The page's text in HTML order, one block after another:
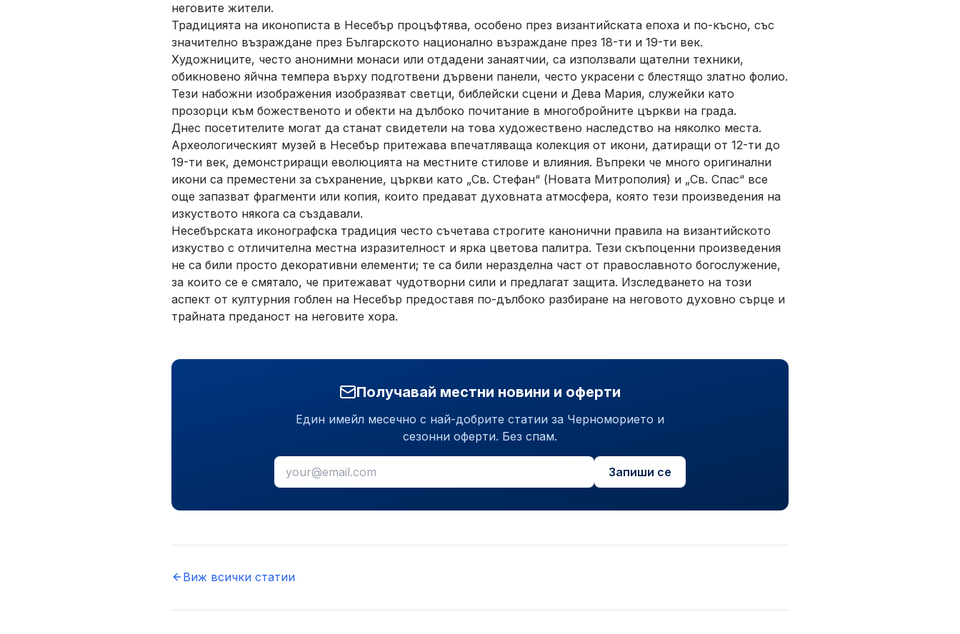
неговите жители.
Традицията на иконописта в Несебър процъфтява, особено през византийската епоха и по-късно, със
значително възраждане през Българското национално възраждане през 18-ти и 19-ти век.
Художниците, често анонимни монаси или отдадени занаятчии, са използвали щателни техники,
обикновено яйчна темпера върху подготвени дървени панели, често украсени с блестящо златно фолио.
Тези набожни изображения изобразяват светци, библейски сцени и Дева Мария, служейки като
прозорци към божественото и обекти на дълбоко почитание в многобройните църкви на града.
Днес посетителите могат да станат свидетели на това художествено наследство на няколко места.
Археологическият музей в Несебър притежава впечатляваща колекция от икони, датиращи от 12-ти до
19-ти век, демонстриращи еволюцията на местните стилове и влияния. Въпреки че много оригинални
икони са преместени за съхранение, църкви като „Св. Стефан“ (Новата Митрополия) и „Св. Спас“ все
още запазват фрагменти или копия, които предават духовната атмосфера, която тези произведения на
изкуството някога са създавали.
Несебърската иконографска традиция често съчетава строгите канонични правила на византийското
изкуство с отличителна местна изразителност и ярка цветова палитра. Тези скъпоценни произведения
не са били просто декоративни елементи; те са били неразделна част от православното богослужение,
за които се е смятало, че притежават чудотворни сили и предлагат защита. Изследването на този
аспект от културния гоблен на Несебър предоставя по-дълбоко разбиране на неговото духовно сърце и
трайната преданост на неговите хора.
Получавай местни новини и оферти
Един имейл месечно с най-добрите статии за Черноморието и
сезонни оферти. Без спам.
Запиши се
Виж всички статии